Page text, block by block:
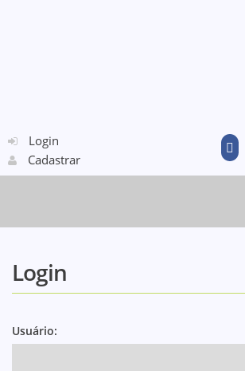
Login
Cadastrar
Login
Usuário: